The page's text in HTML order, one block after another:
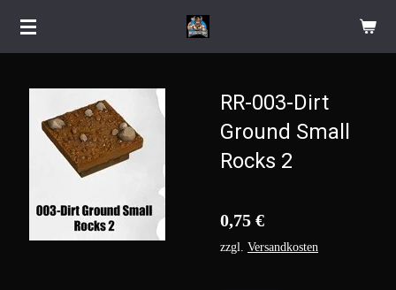
Zum
RR-003-Dirt
Ground Small
Rocks 2
0,75 €
zzgl. Versandkosten